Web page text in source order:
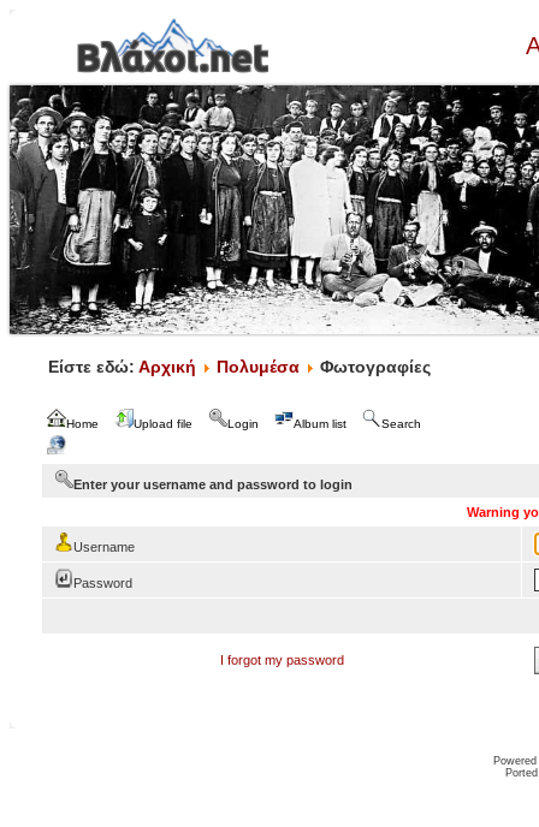
Είστε εδώ: Αρχική Πολυμέσα Φωτογραφίες
Home Upload file Login Album list Search
Enter your username and password to login
Warning
Username
Password
I forgot my password